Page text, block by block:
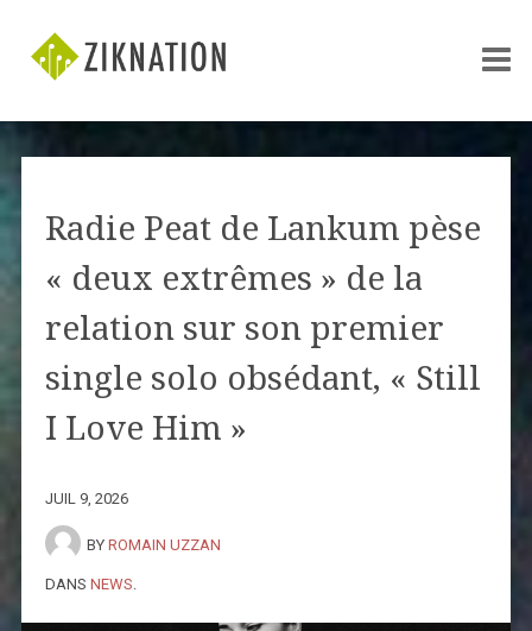
Radie Peat de Lankum pèse
« deux extrêmes » de la
relation sur son premier
single solo obsédant, « Still
I Love Him »
JUIL 9, 2026
BY ROMAIN UZZAN
DANS NEWS